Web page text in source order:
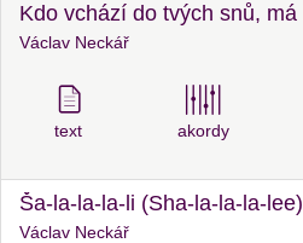
Václav Neckář
text akordy
Ša-la-la-la-li (Sha-la-la-la-lee)
Václav Neckář